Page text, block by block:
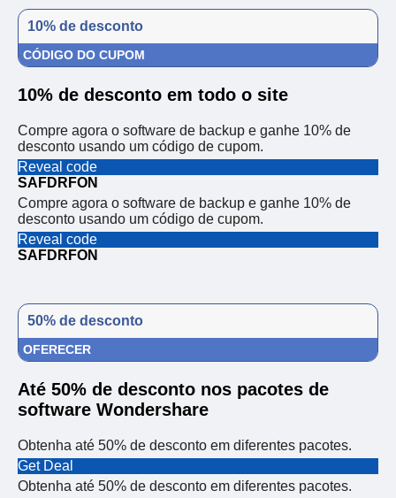
10% de desconto
CÓDIGO DO CUPOM
10% de desconto em todo o site
Compre agora o software de backup e ganhe 10% de
desconto usando um código de cupom.
Reveal code
SAFDRFON
Compre agora o software de backup e ganhe 10% de
desconto usando um código de cupom.
Reveal code
SAFDRFON
50% de desconto
OFERECER
Até 50% de desconto nos pacotes de
software Wondershare
Obtenha até 50% de desconto em diferentes pacotes.
Get Deal
Obtenha até 50% de desconto em diferentes pacotes.